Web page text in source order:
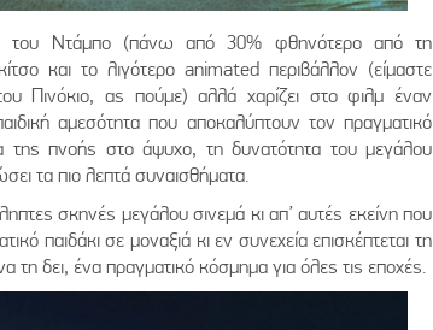
του Ντάμπο (πάνω από 30% φθηνότερο από τη
και το λιγότερο animated περιβάλλον (είμαστε
Πινόκιο, ας πούμε) αλλά χαρίζει στο φιλμ έναν
αμεσότητα που αποκαλύπτουν τον πραγματικό
πνοής στο άψυχο, τη δυνατότητα του μεγάλου
τα πιο λεπτά συναισθήματα.
σκηνές μεγάλου σινεμά κι απ’ αυτές εκείνη που
παιδάκι σε μοναξιά κι εν συνεχεία επισκέπτεται τη
δει, ένα πραγματικό κόσμημα για όλες τις εποχές.